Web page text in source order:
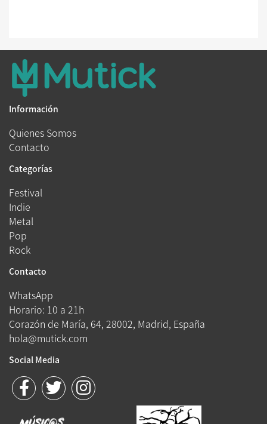
Información
Quienes Somos
Contacto
Categorías
Festival
Indie
Metal
Pop
Rock
Contacto
WhatsApp
Horario: 10 a 21h
Corazón de María, 64, 28002, Madrid, España
hola@mutick.com
Social Media